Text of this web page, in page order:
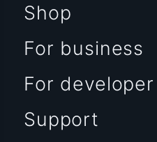
Shop
For business
For developer
Support